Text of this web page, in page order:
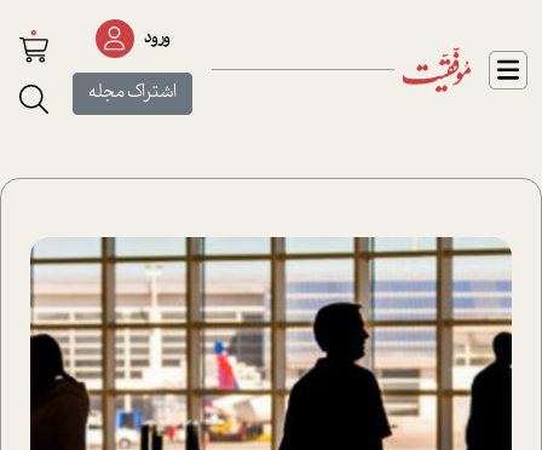
ورود
اشتراک مجله
0